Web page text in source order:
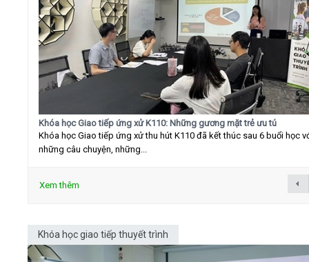
Khóa học Giao tiếp ứng xử K110: Những gương mặt trẻ ưu tú
Khóa học Giao tiếp ứng xử thu hút K110 đã kết thúc sau 6 buổi học
những câu chuyện, những...
Xem thêm
Khóa học giao tiếp thuyết trình